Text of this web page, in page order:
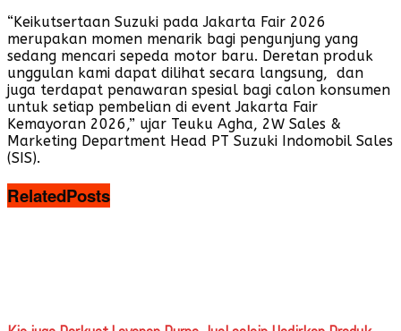
“Keikutsertaan Suzuki pada Jakarta Fair 2026
merupakan momen menarik bagi pengunjung yang
sedang mencari sepeda motor baru. Deretan produk
unggulan kami dapat dilihat secara langsung, dan
juga terdapat penawaran spesial bagi calon konsumen
untuk setiap pembelian di event Jakarta Fair
Kemayoran 2026,” ujar Teuku Agha, 2W Sales &
Marketing Department Head PT Suzuki Indomobil Sales
(SIS).
RelatedPosts